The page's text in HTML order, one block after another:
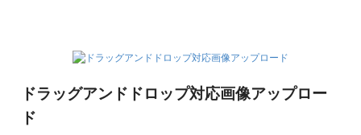
ドラッグアンドドロップ対応画像アップロー
ド